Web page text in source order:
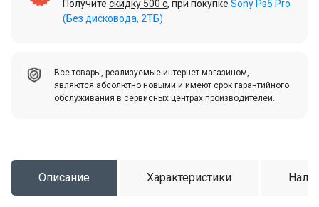
Получите скидку 500 c, при покупке Sony Ps5 Pro
(Без дисковода, 2ТБ)
Все товары, реализуемые интернет-магазином,
являются абсолютно новыми и имеют срок гарантийного
обслуживания в сервисных центрах производителей.
Описание Характеристики